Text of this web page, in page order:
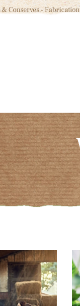
& Conserves -